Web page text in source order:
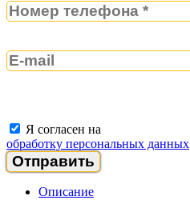
Я согласен на
обработку персональных данных
Описание